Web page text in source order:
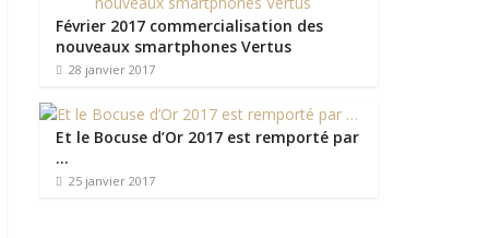
Février 2017 commercialisation des
nouveaux smartphones Vertus
28 janvier 2017
Et le Bocuse d’Or 2017 est remporté par
…
25 janvier 2017